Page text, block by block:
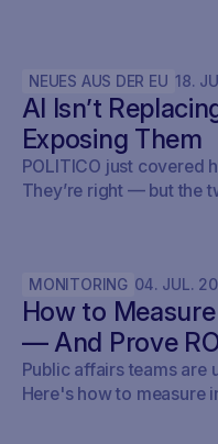
NEUES AUS DER EU 18.
AI Isn’t
Exposing Them
POLITICO just covered
They’re right — but the
transparent lobbying.
targeting outreach, or
game just changed.
MONITORING 04. JUL.
How to
— And Prove
Public affairs teams are
Here's how to measure